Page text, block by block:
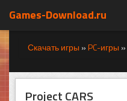
Games-Download.ru
Скачать игры »PC-игры »
Project CARS